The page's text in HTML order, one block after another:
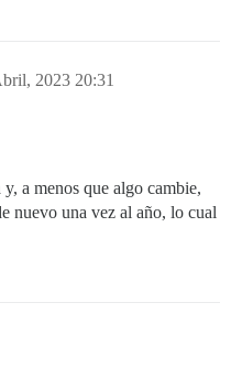
2023 20:31
a menos que algo cambie,
nuevo una vez al año, lo cual